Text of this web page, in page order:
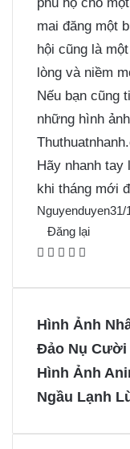
mai đăng một
hội cũng là
lòng và niềm
Nếu bạn cũng
những hình
Hãy nhanh tay
khi tháng mới
Nguyenduyen31/
Đăng lại
F
o
o
k
X P
r
e
s
M
s
n
g
e
n
g
e
Hình Ảnh
Đảo Nụ Cười
Hình Ảnh
Ngầu Lạnh